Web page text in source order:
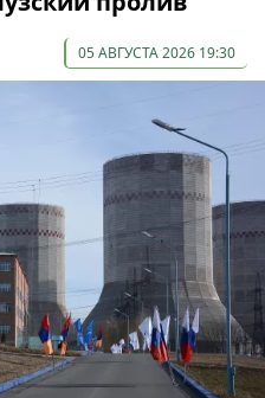
05 АВГУСТА 2026 19:30